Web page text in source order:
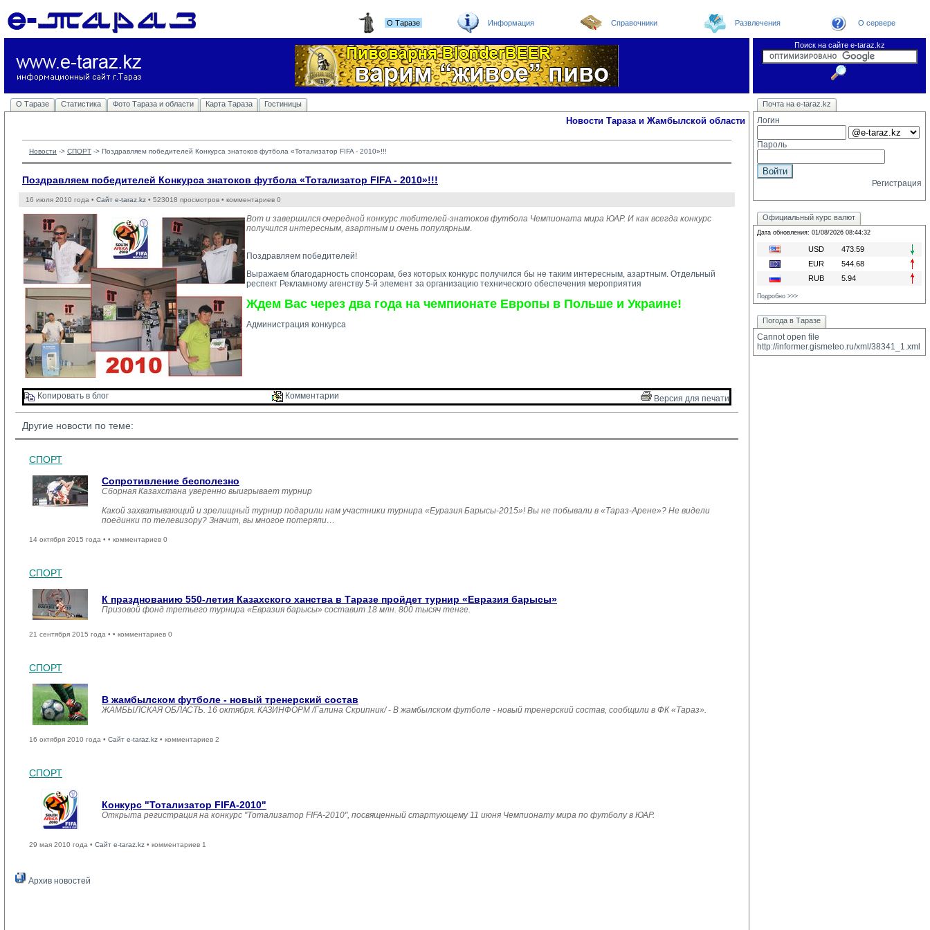
О Таразе Информация Справочники Развлечения О сервере
Поиск на сайте e-taraz.kz
О Таразе Статистика Фото Тараза и области Карта Тараза Гостиницы Новости Погода в Таразе
Телефоный справочник
Видеоконференция
Новости e-taraz
Новости Тараза и Жамбылской области
Новости -> СПОРТ -> Поздравляем победителей Конкурса знатоков футбола «Тотализатор FIFA - 2010»!!!
Поздравляем победителей Конкурса знатоков футбола «Тотализатор FIFA - 2010»!!!
16 июля 2010 года • Сайт e-taraz.kz • 523018 просмотров • комментариев 0
Вот и завершился очередной конкурс любителей-знатоков футбола Чемпионата мира ЮАР. И как всегда конкурс
получился интересным, азартным и очень популярным.
Поздравляем победителей!
Выражаем благодарность спонсорам, без которых конкурс получился бы не таким интересным, азартным. Отдельный
респект Рекламному агенству 5-й элемент за организацию технического обеспечения мероприятия
Ждем Вас через два года на чемпионате Европы в Польше и Украине!
Администрация конкурса
Копировать в блог Комментарии Версия для печати
Другие новости по теме:
СПОРТ
Сопротивление бесполезно
Сборная Казахстана уверенно выигрывает турнир
Какой захватывающий и зрелищный турнир подарили нам участники турнира «Еуразия Барысы-2015»! Вы не побывали в «Тараз-Арене»? Не видели
поединки по телевизору? Значит, вы многое потеряли…
14 октября 2015 года • • комментариев 0
СПОРТ
К празднованию 550-летия Казахского ханства в Таразе пройдет турнир «Евразия барысы»
Призовой фонд третьего турнира «Евразия барысы» составит 18 млн. 800 тысяч тенге.
21 сентября 2015 года • • комментариев 0
СПОРТ
В жамбылском футболе - новый тренерский состав
ЖАМБЫЛСКАЯ ОБЛАСТЬ. 16 октября. КАЗИНФОРМ /Галина Скрипник/ - В жамбылском футболе - новый тренерский состав, сообщили в ФК «Тараз».
16 октября 2010 года • Сайт e-taraz.kz • комментариев 2
СПОРТ
Конкурс "Тотализатор FIFA-2010"
Открыта регистрация на конкурс "Тотализатор FIFA-2010", посвященный стартующему 11 июня Чемпионату мира по футболу в ЮАР.
29 мая 2010 года • Сайт e-taraz.kz • комментариев 1
Архив новостей
Почта на e-taraz.kz
Логин
Пароль
Регистрация
Официальный курс валют
Дата обновления: 01/08/2026 08:44:32
USD
473.59
EUR
544.68
RUB
5.94
Подробно >>>
Погода в Таразе
Cannot open file
http://informer.gismeteo.ru/xml/38341_1.xml